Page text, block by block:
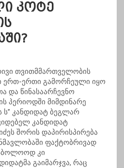
კოტე
თვითმმართველობის
ერთ-ერთი გამორჩეული იყო
და წინასაარჩევნო
პერიოდში მიმდინარე
ს” კანდიდატ ბეგლარ
კანდიდატ
შორის დაპირისპირება
ფაქტობრივად
კი
გაიმარჯვა, რაც